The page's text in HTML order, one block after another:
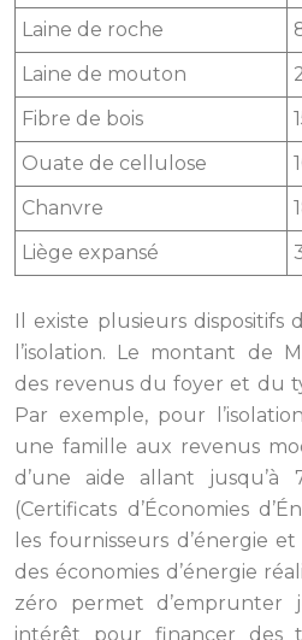
Laine de roche
Laine de mouton
Fibre de bois
Ouate de cellulose
Chanvre
Liège expansé
Il existe plusieurs dispositifs
l’isolation. Le montant de
des revenus du foyer et du
Par exemple, pour
une famille aux revenus
d’une aide allant jusqu’à
(Certificats d’Économies
les fournisseurs d’énergie
des économies d’énergie
zéro permet d’emprunter
intérêt pour financer des